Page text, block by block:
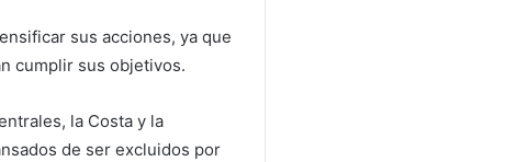
sus acciones, ya que
cumplir sus objetivos.
la Costa y la
de ser excluidos por